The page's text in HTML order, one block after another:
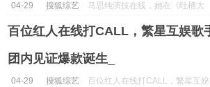
04-29 搜狐综艺
马思纯演技在线，她在《吐槽大
会》模仿张东升，表情却令人心
_秦昊_...
百位红人在线打CALL，繁星互娱歌
团内见证爆款诞生_
04-29 搜狐综艺
百位红人在线打CALL，繁星互娱